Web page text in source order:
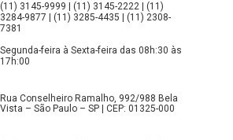
(11) 3145-9999 | (11) 3145-2222 | (11)
3284-9877 | (11) 3285-4435 | (11) 2308-
7381
Segunda-feira à Sexta-feira das 08h:30 às
17h:00
Rua Conselheiro Ramalho, 992/988 Bela
Vista – São Paulo – SP | CEP: 01325-000